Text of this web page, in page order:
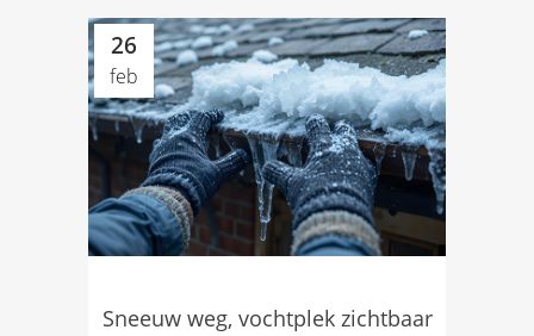
26
feb
Sneeuw weg, vochtplek zichtbaar